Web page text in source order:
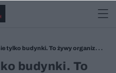
tylko budynki. To żywy organizm,
budynki. To